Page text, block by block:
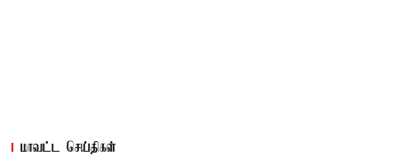
மாவட்ட செய்திகள்